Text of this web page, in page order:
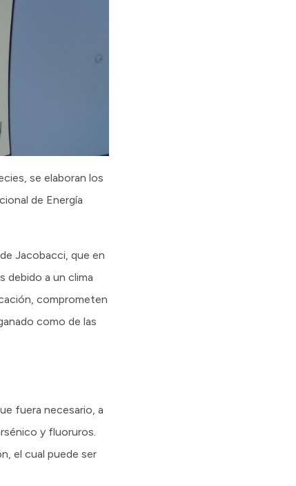
se elaboran los
de Energía
Jacobacci, que en
debido a un clima
comprometen
como de las
fuera necesario, a
y fluoruros.
el cual puede ser